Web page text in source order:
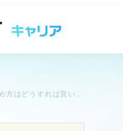
大学生活での経験をアピールする際の自己PRの締め方はどうすれば良いですか？